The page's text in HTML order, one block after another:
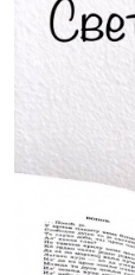
школи
Актуелности
Вести
Обавештења